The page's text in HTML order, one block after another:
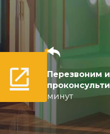
Перезвоним и
минут